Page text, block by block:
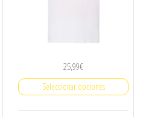
25,99€
Seleccionar opciones